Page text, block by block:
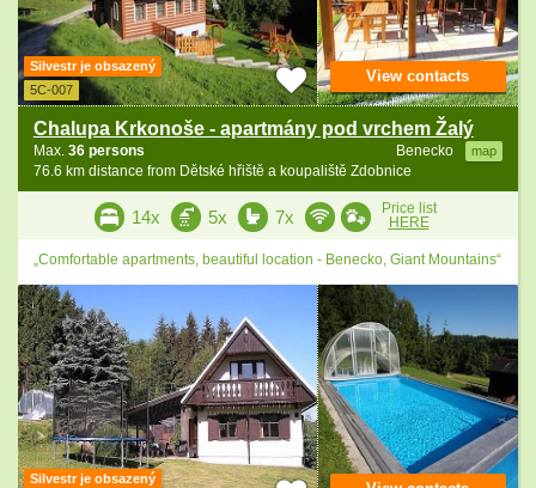
Silvestr je obsazený
5C-007
Chalupa Krkonoše - apartmány pod vrchem Žalý
Benecko map
Max. 36 persons
76.6 km distance from Dětské hřiště a koupaliště Zdobnice
View contacts
14x 5x 7x
Price list
HERE
„Comfortable apartments, beautiful location - Benecko, Giant Mountains“
Silvestr je obsazený